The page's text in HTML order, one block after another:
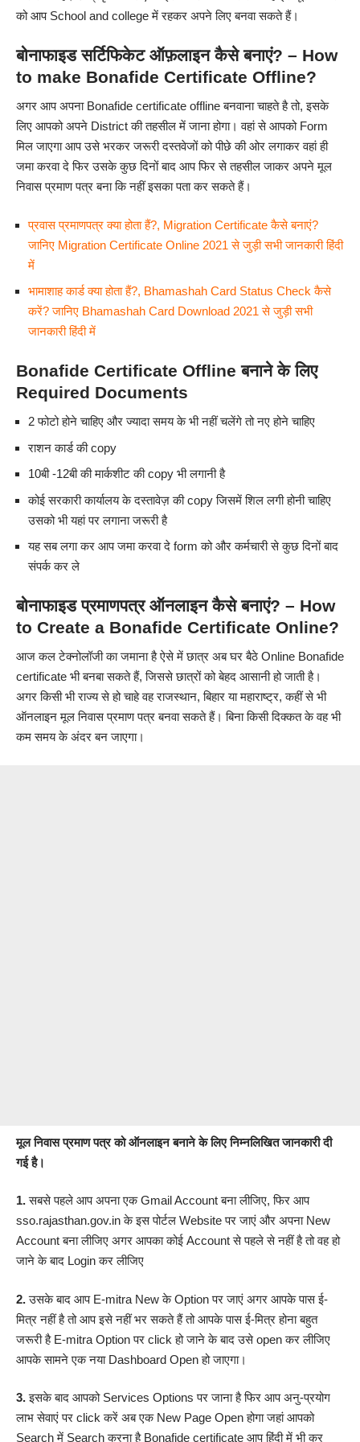
को आप School and college में रहकर अपने लिए बनवा सकते हैं।
बोनाफाइड सर्टिफिकेट ऑफ़लाइन कैसे बनाएं? – How
to make Bonafide Certificate Offline?
अगर आप अपना Bonafide certificate offline बनवाना चाहते है तो, इसके
लिए आपको अपने District की तहसील में जाना होगा। वहां से आपको Form
मिल जाएगा आप उसे भरकर जरूरी दस्तवेजों को पीछे की ओर लगाकर वहां ही
जमा करवा दे फिर उसके कुछ दिनों बाद आप फिर से तहसील जाकर अपने मूल
निवास प्रमाण पत्र बना कि नहीं इसका पता कर सकते हैं।
प्रवास प्रमाणपत्र क्या होता हैं?, Migration Certificate कैसे बनाएं?
जानिए Migration Certificate Online 2021 से जुड़ी सभी जानकारी हिंदी
में
भामाशाह कार्ड क्या होता हैं?, Bhamashah Card Status Check कैसे
करें? जानिए Bhamashah Card Download 2021 से जुड़ी सभी
जानकारी हिंदी में
Bonafide Certificate Offline बनाने के लिए
Required Documents
2 फोटो होने चाहिए और ज्यादा समय के भी नहीं चलेंगे तो नए होने चाहिए
राशन कार्ड की copy
10बी -12बी की मार्कशीट की copy भी लगानी है
कोई सरकारी कार्यालय के दस्तावेज़ की copy जिसमें शिल लगी होनी चाहिए
उसको भी यहां पर लगाना जरूरी है
यह सब लगा कर आप जमा करवा दे form को और कर्मचारी से कुछ दिनों बाद
संपर्क कर ले
बोनाफाइड प्रमाणपत्र ऑनलाइन कैसे बनाएं? – How
to Create a Bonafide Certificate Online?
आज कल टेक्नोलॉजी का जमाना है ऐसे में छात्र अब घर बैठे Online Bonafide
certificate भी बनबा सकते हैं, जिससे छात्रों को बेहद आसानी हो जाती है।
अगर किसी भी राज्य से हो चाहे वह राजस्थान, बिहार या महाराष्ट्र, कहीं से भी
ऑनलाइन मूल निवास प्रमाण पत्र बनवा सकते हैं। बिना किसी दिक्कत के वह भी
कम समय के अंदर बन जाएगा।
मूल निवास प्रमाण पत्र को ऑनलाइन बनाने के लिए निम्नलिखित जानकारी दी
गई है।
1.सबसे पहले आप अपना एकGmail Accountबना लीजिए, फिर आप
sso.rajasthan.gov.inके इस पोर्टल Website पर जाएं और अपना New
Account बना लीजिए अगर आपका कोई Account से पहले से नहीं है तो वह हो
जाने के बाद Login कर लीजिए
2.उसके बाद आप E-mitra New के Option पर जाएं अगर आपके पास ई-
मित्र नहीं है तो आप इसे नहीं भर सकते हैं तो आपके पास ई-मित्र होना बहुत
जरूरी है E-mitra Option पर click हो जाने के बाद उसे open कर लीजिए
आपके सामने एक नया Dashboard Open हो जाएगा।
3.इसके बाद आपको Services Options पर जाना है फिर आप अनु-प्रयोग
लाभ सेवाएं पर click करें अब एक New Page Open होगा जहां आपको
Search में Search करना है Bonafide certificate आप हिंदी में भी कर